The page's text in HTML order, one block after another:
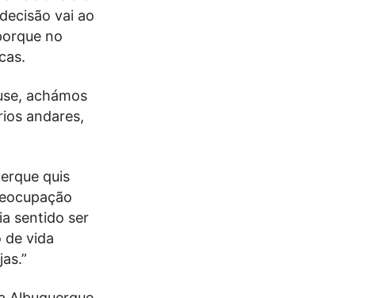
vai ao
no
achámos
andares,
quis
sentido ser
de vida